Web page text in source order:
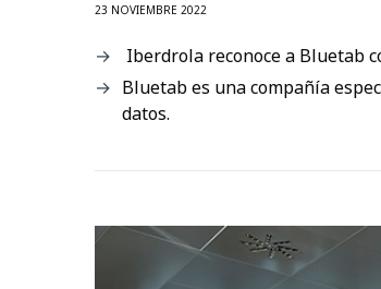
23 NOVIEMBRE 2022
Iberdrola reconoce a Bluetab
Bluetab es una compañía
datos.